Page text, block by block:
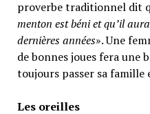
proverbe traditionnel dit
menton est béni et qu’il
dernières années». Une
de bonnes joues fera une
toujours passer sa famille
Les oreilles